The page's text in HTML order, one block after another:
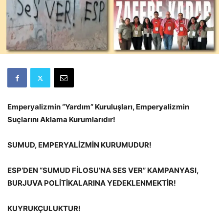
Emperyalizmin “Yardım” Kuruluşları, Emperyalizmin
Suçlarını Aklama Kurumlarıdır!
SUMUD, EMPERYALİZMİN KURUMUDUR!
ESP’DEN “SUMUD FİLOSU’NA SES VER” KAMPANYASI,
BURJUVA POLİTİKALARINA YEDEKLENMEKTİR!
KUYRUKÇULUKTUR!